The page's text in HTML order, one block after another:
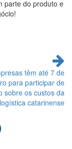
parte do produto e
têm até 7 de
para participar de
sobre os custos da
logística catarinense